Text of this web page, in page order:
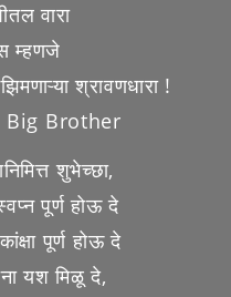
वारा
म्हणजे
श्रावणधारा !
Big Brother
शुभेच्छा,
पूर्ण होऊ दे
पूर्ण होऊ दे
यश मिळू दे,